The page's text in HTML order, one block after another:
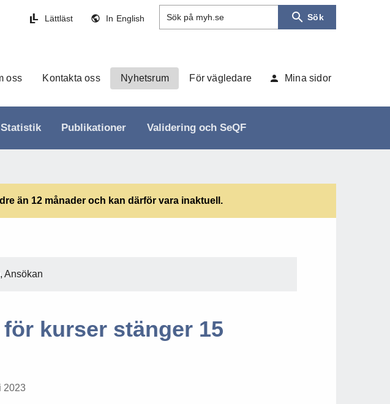
Lättläst In English Sök på myh.se Sök
oss Kontakta oss Nyhetsrum För vägledare Mina sidor
Statistik Publikationer Validering och SeQF
än 12 månader och kan därför vara inaktuell.
Ansökan
kurser stänger 15
2023